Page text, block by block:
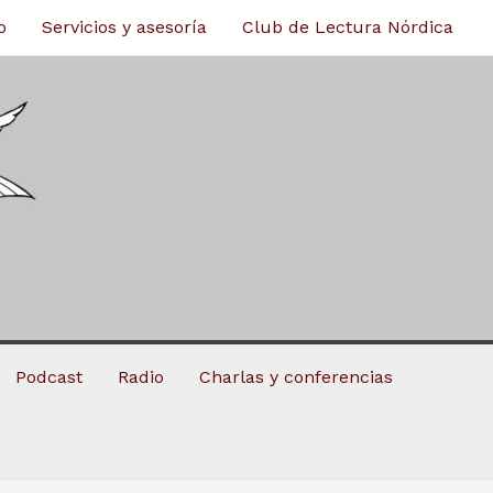
Servicios y asesoría Club de Lectura Nórdica
Podcast Radio Charlas y conferencias